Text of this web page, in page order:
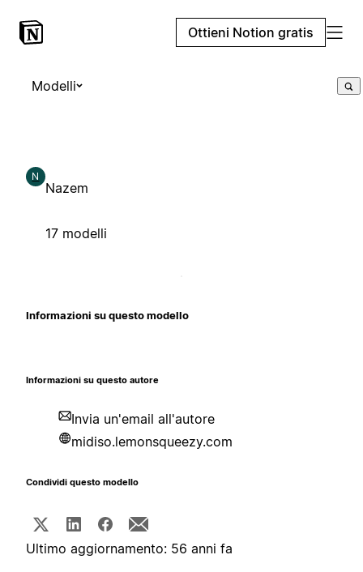
Ottieni Notion gratis
Modelli
N
Nazem
17 modelli
Informazioni su questo modello
Informazioni su questo autore
Invia un'email all'autore
midiso.lemonsqueezy.com
Condividi questo modello
Ultimo aggiornamento: 56 anni fa